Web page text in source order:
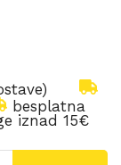
besplatna
iznad 15€